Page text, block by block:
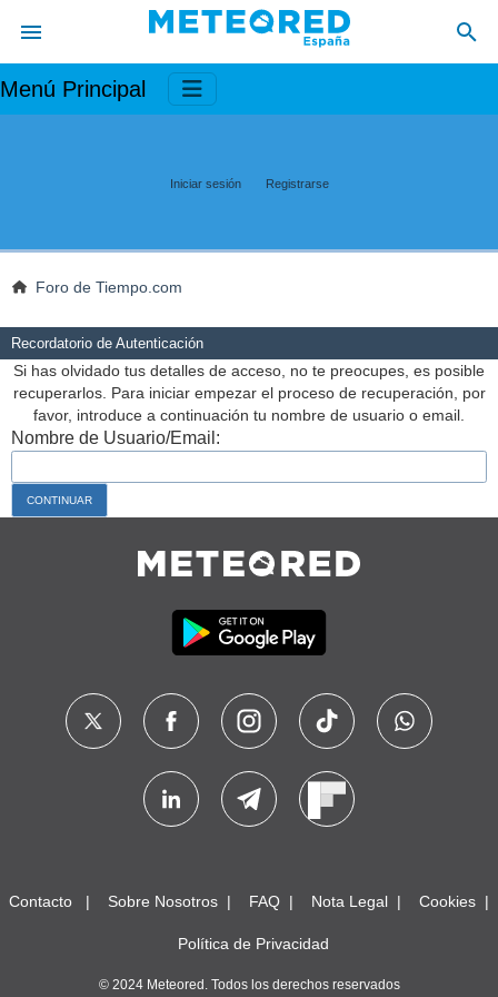
Menú Principal
Iniciar sesión Registrarse
Foro de Tiempo.com
Recordatorio de Autenticación
Si has olvidado tus detalles de acceso, no te preocupes, es posible
recuperarlos. Para iniciar empezar el proceso de recuperación, por
favor, introduce a continuación tu nombre de usuario o email.
Nombre de Usuario/Email:
Contacto Sobre Nosotros FAQ Nota Legal Cookies
Política de Privacidad
© 2024 Meteored. Todos los derechos reservados